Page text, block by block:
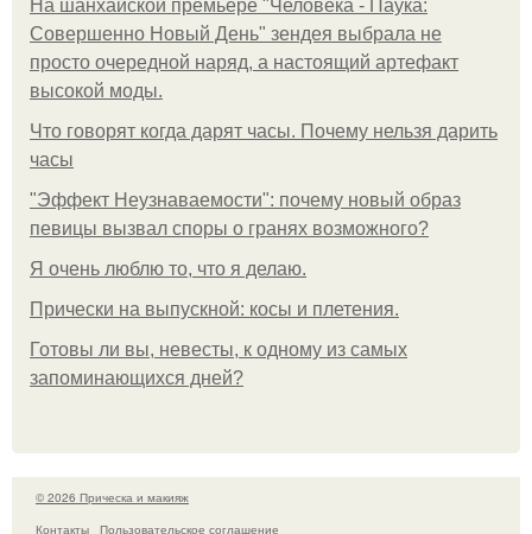
На шанхайской премьере "Человека - Паука:
Совершенно Новый День" зендея выбрала не
просто очередной наряд, а настоящий артефакт
высокой моды.
Что говорят когда дарят часы. Почему нельзя дарить
часы
"Эффект Неузнаваемости": почему новый образ
певицы вызвал споры о гранях возможного?
Я очень люблю то, что я делаю.
Прически на выпускной: косы и плетения.
Готовы ли вы, невесты, к одному из самых
запоминающихся дней?
© 2026 Прическа и макияж
Контакты
Пользовательское соглашение